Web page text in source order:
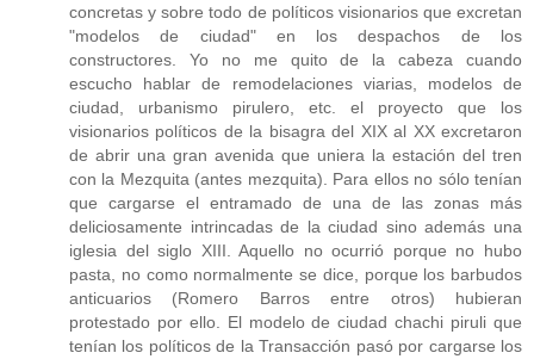
concretas y sobre todo de políticos visionarios que excretan
"modelos de ciudad" en los despachos de los
constructores. Yo no me quito de la cabeza cuando
escucho hablar de remodelaciones viarias, modelos de
ciudad, urbanismo pirulero, etc. el proyecto que los
visionarios políticos de la bisagra del XIX al XX excretaron
de abrir una gran avenida que uniera la estación del tren
con la Mezquita (antes mezquita). Para ellos no sólo tenían
que cargarse el entramado de una de las zonas más
deliciosamente intrincadas de la ciudad sino además una
iglesia del siglo XIII. Aquello no ocurrió porque no hubo
pasta, no como normalmente se dice, porque los barbudos
anticuarios (Romero Barros entre otros) hubieran
protestado por ello. El modelo de ciudad chachi piruli que
tenían los políticos de la Transacción pasó por cargarse los